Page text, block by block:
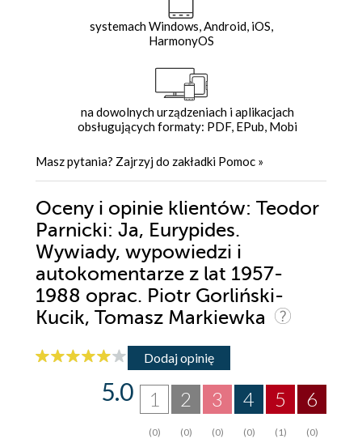
systemach Windows, Android, iOS,
HarmonyOS
na dowolnych urządzeniach i aplikacjach
obsługujących formaty: PDF, EPub, Mobi
Masz pytania? Zajrzyj do zakładki Pomoc »
Oceny i opinie klientów: Teodor
Parnicki: Ja, Eurypides.
Wywiady, wypowiedzi i
autokomentarze z lat 1957-
1988 oprac. Piotr Gorliński-
Kucik, Tomasz Markiewka
Dodaj opinię
6
(0)
5
(1)
4
(0)
3
(0)
2
(0)
1
(0)
5.0